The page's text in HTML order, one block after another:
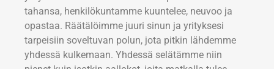
tahansa, henkilökuntamme kuuntelee, neuvoo ja
opastaa. Räätälöimme juuri sinun ja yrityksesi
tarpeisiin soveltuvan polun, jota pitkin lähdemme
yhdessä kulkemaan. Yhdessä selätämme niin